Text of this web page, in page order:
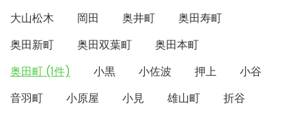
大山松木
岡田 奥井町
奥田寿町
奥田新町
奥田双葉町
奥田本町
奥田町 (1件)
小黒 小佐波 押上
小谷
音羽町
小原屋 小見 雄山町
折谷